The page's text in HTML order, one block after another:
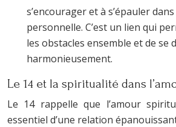
s’encourager et à s’épauler
personnelle. C’est un lien qui
les obstacles ensemble et de se
harmonieusement.
Le 14 et la spiritualité dans
Le 14 rappelle que l’amour
essentiel d’une relation